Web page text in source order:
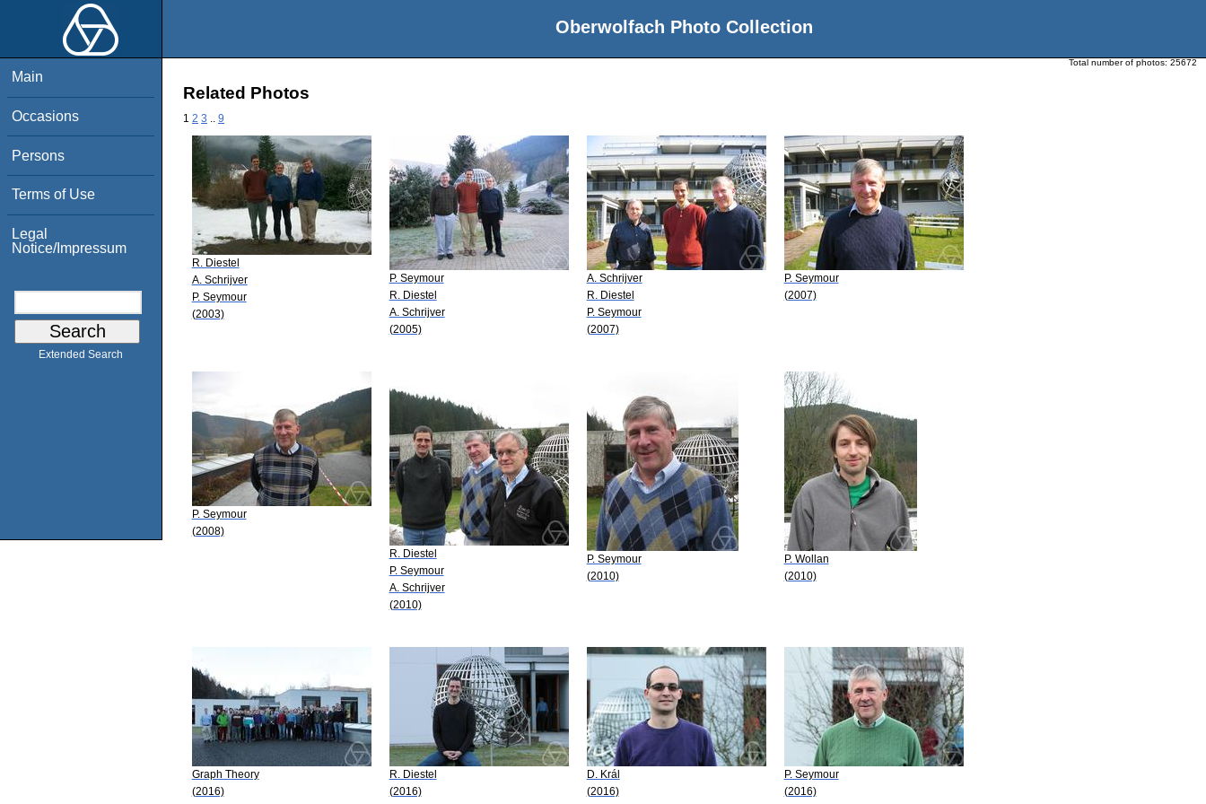
Oberwolfach Photo Collection
Main
Occasions
Persons
Terms of Use
Legal
Notice/Impressum
Extended Search
Total number of photos: 25672
Related Photos
1 2 3 9
R. Diestel
A. Schrijver
P. Seymour
(2003)
P. Seymour
R. Diestel
A. Schrijver
(2005)
A. Schrijver
R. Diestel
P. Seymour
(2007)
P. Seymour
(2007)
P. Seymour
(2008)
R. Diestel
P. Seymour
A. Schrijver
(2010)
P. Seymour
(2010)
P. Wollan
(2010)
Graph Theory
(2016)
R. Diestel
(2016)
D. Král
(2016)
P. Seymour
(2016)